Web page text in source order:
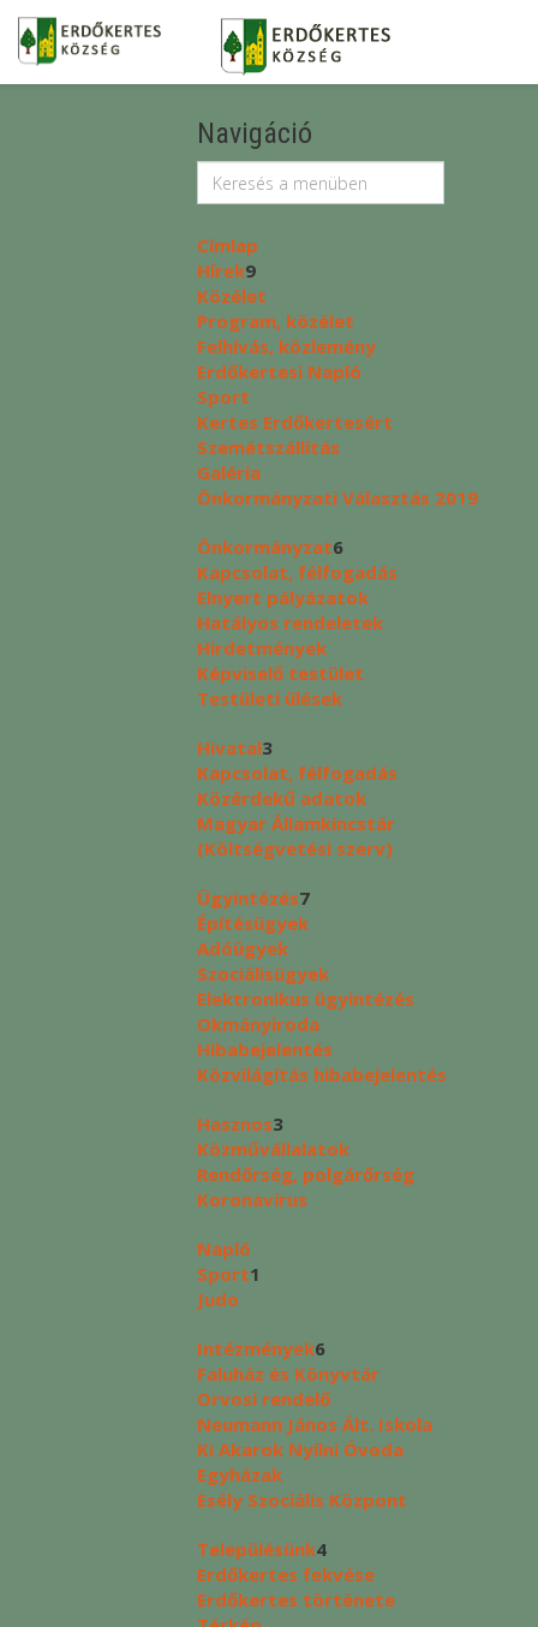
Navigáció
Címlap
Hírek9
Közélet
Program, közélet
Felhívás, közlemény
Erdőkertesi Napló
Sport
Kertes Erdőkertesért
Szemétszállítás
Galéria
Önkormányzati Választás 2019
Önkormányzat6
Kapcsolat, félfogadás
Elnyert pályázatok
Hatályos rendeletek
Hirdetmények
Képviselő testület
Testületi ülések
Hivatal3
Kapcsolat, félfogadás
Közérdekű adatok
Magyar Államkincstár
(Költségvetési szerv)
Ügyintézés7
Építésügyek
Adóügyek
Szociálisügyek
Elektronikus ügyintézés
Okmányiroda
Hibabejelentés
Közvilágítás hibabejelentés
Hasznos3
Közművállalatok
Rendőrség, polgárőrség
Koronavírus
Napló
Sport1
Judo
Intézmények6
Faluház és Könyvtár
Orvosi rendelő
Neumann János Ált. Iskola
Ki Akarok Nyílni Óvoda
Egyházak
Esély Szociális Központ
Településünk4
Erdőkertes fekvése
Erdőkertes története